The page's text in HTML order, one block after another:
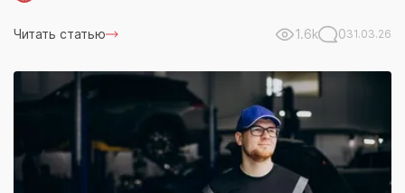
Читать статью 1.6k 031.03.26